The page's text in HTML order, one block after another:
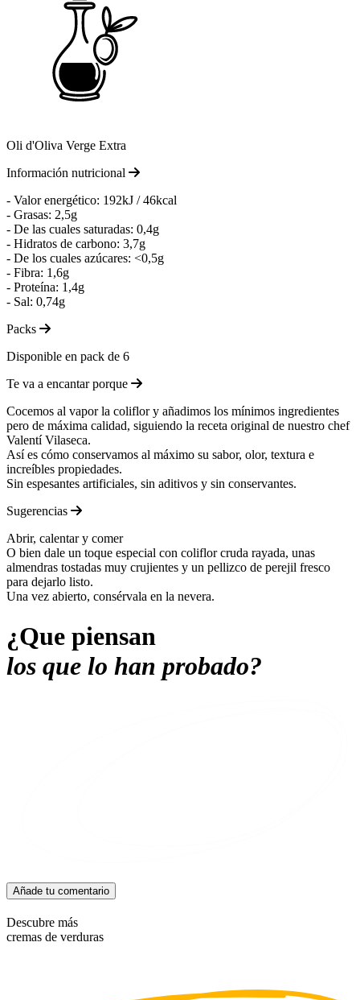
Oli d'Oliva Verge Extra
Información nutricional
- Valor energético: 192kJ / 46kcal
- Grasas: 2,5g
- De las cuales saturadas: 0,4g
- Hidratos de carbono: 3,7g
- De los cuales azúcares: <0,5g
- Fibra: 1,6g
- Proteína: 1,4g
- Sal: 0,74g
Packs
Disponible en pack de 6
Te va a encantar porque
Cocemos al vapor la coliflor y añadimos los mínimos ingredientes
pero de máxima calidad, siguiendo la receta original de nuestro chef
Valentí Vilaseca.
Así es cómo conservamos al máximo su sabor, olor, textura e
increíbles propiedades.
Sin espesantes artificiales, sin aditivos y sin conservantes.
Sugerencias
Abrir, calentar y comer
O bien dale un toque especial con coliflor cruda rayada, unas
almendras tostadas muy crujientes y un pellizco de perejil fresco
para dejarlo listo.
Una vez abierto, consérvala en la nevera.
¿Que piensan
los que lo han probado?
Añade tu comentario
Descubre más
cremas de verduras